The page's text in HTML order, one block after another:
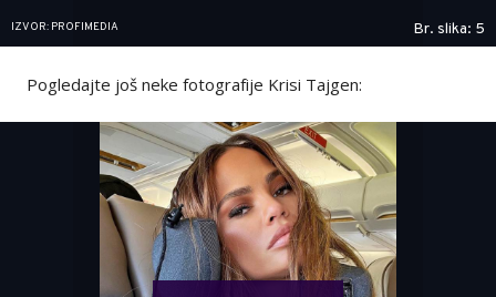
IZVOR: PROFIMEDIA Br. slika: 5
Pogledajte još neke fotografije Krisi Tajgen: